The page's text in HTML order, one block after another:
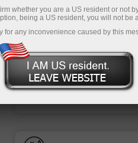
whether you are a US resident or not
being a US resident, you will not be
for any inconvenience caused by this